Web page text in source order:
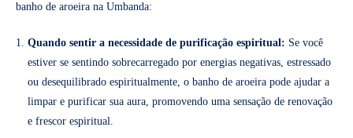
banho de aroeira na Umbanda:
Quando sentir a necessidade de purificação espiritual: Se você
estiver se sentindo sobrecarregado por energias negativas, estressado
ou desequilibrado espiritualmente, o banho de aroeira pode ajudar a
limpar e purificar sua aura, promovendo uma sensação de renovação
e frescor espiritual.